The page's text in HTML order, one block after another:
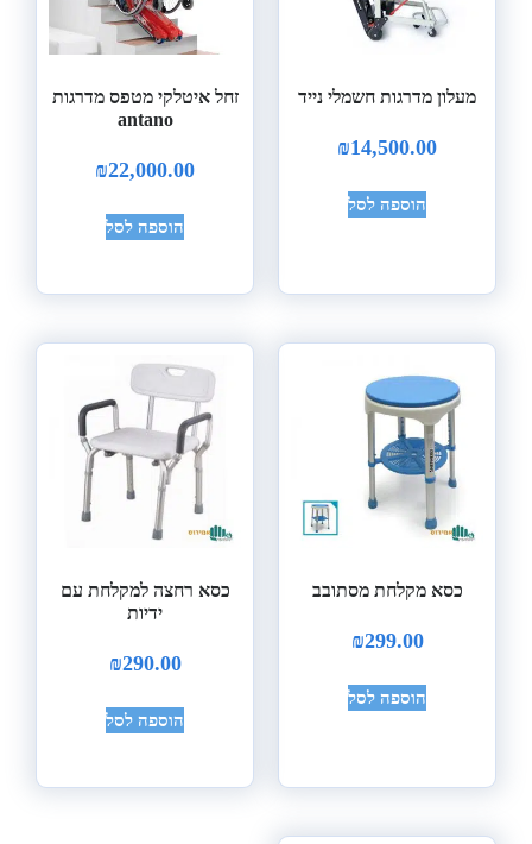
מעלון מדרגות חשמלי נייד
₪14,500.00
הוספה לסל
זחל איטלקי מטפס מדרגות
antano
₪22,000.00
הוספה לסל
כסא מקלחת מסתובב
₪299.00
הוספה לסל
כסא רחצה למקלחת עם
ידיות
₪290.00
הוספה לסל